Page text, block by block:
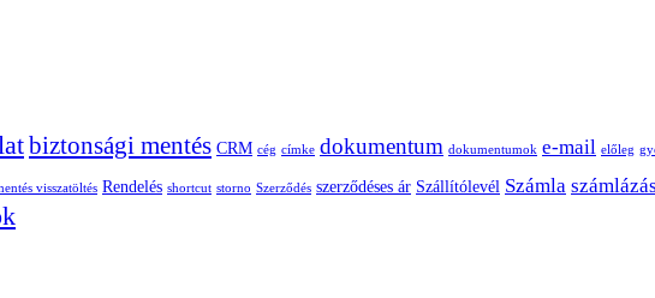
biztonsági mentés CRM cég címke dokumentum dokumentumok e-mail előleg
visszatöltés Rendelés shortcut storno Szerződés szerződéses ár Szállítólevél Számla számlázás